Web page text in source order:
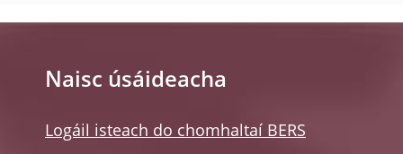
Naisc úsáideacha
Logáil isteach do chomhaltaí BERS